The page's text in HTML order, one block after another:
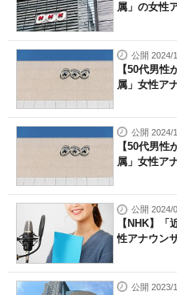
属」の女性
公開 2024/
【50代男
属」女性ア
公開 2024/
【50代男
属」女性ア
公開 2024/
【NHK】
性アナウン
公開 2023/